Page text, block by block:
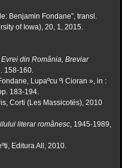
Benjamin Fondane”, transl.
of Iowa), 20, 1, 2015.
Evrei din România, Breviar
158-160.
Lupaºcu ºi Cioran », in :
183-194.
Corti (Les Massicotés), 2010
literar românesc, 1945-1989,
Editura All, 2010.